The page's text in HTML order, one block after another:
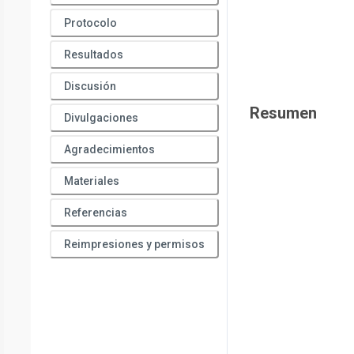
Protocolo
Resultados
Discusión
Divulgaciones
Agradecimientos
Materiales
Referencias
Reimpresiones y permisos
Resumen